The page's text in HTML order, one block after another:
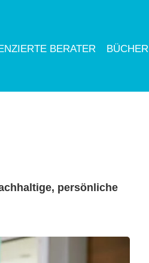
BERATER BÜCHER
persönliche